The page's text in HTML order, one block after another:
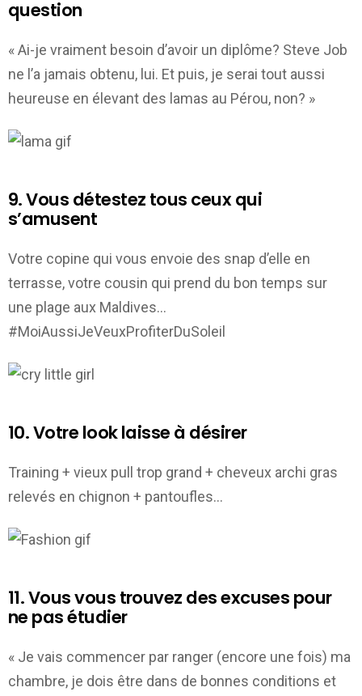
question
« Ai-je vraiment besoin d’avoir un diplôme? Steve Job
ne l’a jamais obtenu, lui. Et puis, je serai tout aussi
heureuse en élevant des lamas au Pérou, non? »
9. Vous détestez tous ceux qui
s’amusent
Votre copine qui vous envoie des snap d’elle en
terrasse, votre cousin qui prend du bon temps sur
une plage aux Maldives…
#MoiAussiJeVeuxProfiterDuSoleil
10. Votre look laisse à désirer
Training + vieux pull trop grand + cheveux archi gras
relevés en chignon + pantoufles…
11. Vous vous trouvez des excuses pour
ne pas étudier
« Je vais commencer par ranger (encore une fois) ma
chambre, je dois être dans de bonnes conditions et